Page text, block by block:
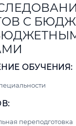
С
ОБУЧЕНИЯ:
переподготовка